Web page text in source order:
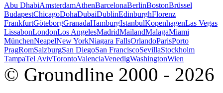
Abu DhabiAmsterdamAthenBarcelonaBerlinBostonBrüssel
BudapestChicagoDohaDubaiDublinEdinburghFlorenz
FrankfurtGöteborgGranadaHamburgIstanbulKopenhagenLas Vegas
LissabonLondonLos AngelesMadridMailandMalagaMiami
MünchenNeapelNew YorkNiagara FallsOrlandoParisPorto
PragRomSalzburgSan DiegoSan FranciscoSevillaStockholm
TampaTel AvivTorontoValenciaVenedigWashingtonWien
© Groundline 2000 - 2026